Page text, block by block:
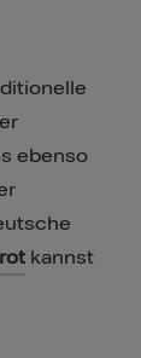
ebenso
kannst